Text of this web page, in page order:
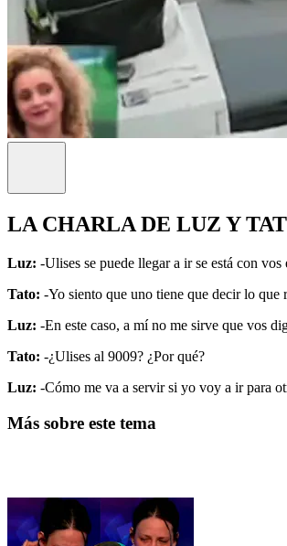
LA CHARLA DE LUZ Y
Luz: -Ulises se puede llegar a ir se está con vos
Tato: -Yo siento que uno tiene que decir lo que
Luz: -En este caso, a mí no me sirve que vos
Tato: -¿Ulises al 9009? ¿Por qué?
Luz: -Cómo me va a servir si yo voy a ir para
Más sobre este tema